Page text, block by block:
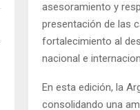
asesoramiento y
presentación de las
fortalecimiento al
nacional e
En esta edición, la
consolidando una